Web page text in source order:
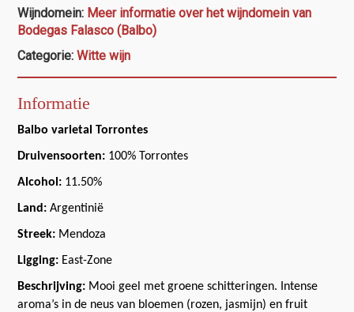
Wijndomein: Meer informatie over het wijndomein van
Bodegas Falasco (Balbo)
Categorie:Witte wijn
Informatie
Balbo varietal Torrontes
Druivensoorten: 100% Torrontes
Alcohol: 11.50%
Land:Argentinië
Streek: Mendoza
Ligging: East-Zone
Beschrijving: Mooi geel met groene schitteringen. Intense
aroma’s in de neus van bloemen (rozen, jasmijn) en fruit